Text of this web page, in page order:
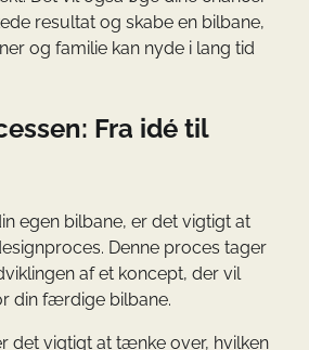
resultat og skabe en bilbane,
og familie kan nyde i lang tid
Fra idé til
egen bilbane, er det vigtigt at
Denne proces tager
af et koncept, der vil
din færdige bilbane.
det vigtigt at tænke over, hvilken